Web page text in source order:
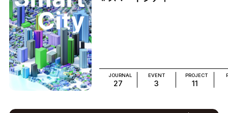
JOURNAL
27
EVENT
3
PROJECT
11